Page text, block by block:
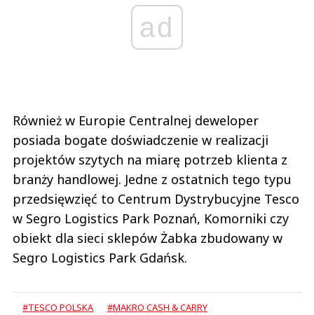
ad
Również w Europie Centralnej deweloper
posiada bogate doświadczenie w realizacji
projektów szytych na miarę potrzeb klienta z
branży handlowej. Jedne z ostatnich tego typu
przedsięwzięć to Centrum Dystrybucyjne Tesco
w Segro Logistics Park Poznań, Komorniki czy
obiekt dla sieci sklepów Żabka zbudowany w
Segro Logistics Park Gdańsk.
#TESCO POLSKA
#MAKRO CASH & CARRY